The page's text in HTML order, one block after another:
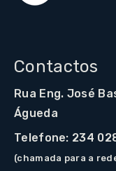
Contactos
Rua Eng. José
Águeda
Telefone: 234
(chamada para a